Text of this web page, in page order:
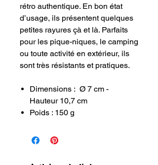
rétro authentique. En bon état
d’usage, ils présentent quelques
petites rayures çà et là. Parfaits
pour les pique-niques, le camping
ou toute activité en extérieur, ils
sont très résistants et pratiques.
Dimensions : Ø 7 cm -
Hauteur 10,7 cm
Poids : 150 g